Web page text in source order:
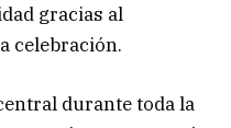
gracias al
celebración.
durante toda la